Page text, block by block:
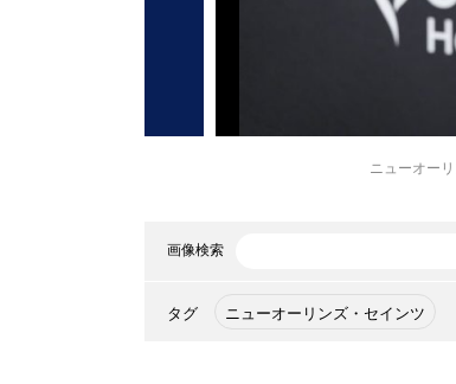
ニューオー
画像検索
タグ ニューオーリンズ・セインツ